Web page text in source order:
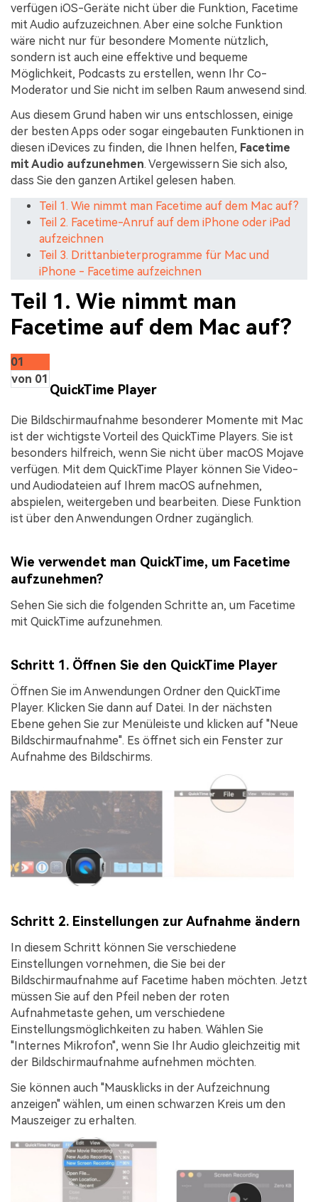
verfügen iOS-Geräte nicht über die Funktion, Facetime
mit Audio aufzuzeichnen. Aber eine solche Funktion
wäre nicht nur für besondere Momente nützlich,
sondern ist auch eine effektive und bequeme
Möglichkeit, Podcasts zu erstellen, wenn Ihr Co-
Moderator und Sie nicht im selben Raum anwesend sind.
Aus diesem Grund haben wir uns entschlossen, einige
der besten Apps oder sogar eingebauten Funktionen in
diesen iDevices zu finden, die Ihnen helfen, Facetime
mit Audio aufzunehmen. Vergewissern Sie sich also,
dass Sie den ganzen Artikel gelesen haben.
Teil 1. Wie nimmt man Facetime auf dem Mac auf?
Teil 2. Facetime-Anruf auf dem iPhone oder iPad
aufzeichnen
Teil 3. Drittanbieterprogramme für Mac und
iPhone - Facetime aufzeichnen
Teil 1. Wie nimmt man
Facetime auf dem Mac auf?
01
von 01
QuickTime Player
Die Bildschirmaufnahme besonderer Momente mit Mac
ist der wichtigste Vorteil des QuickTime Players. Sie ist
besonders hilfreich, wenn Sie nicht über macOS Mojave
verfügen. Mit dem QuickTime Player können Sie Video-
und Audiodateien auf Ihrem macOS aufnehmen,
abspielen, weitergeben und bearbeiten. Diese Funktion
ist über den Anwendungen Ordner zugänglich.
Wie verwendet man QuickTime, um Facetime
aufzunehmen?
Sehen Sie sich die folgenden Schritte an, um Facetime
mit QuickTime aufzunehmen.
Schritt 1. Öffnen Sie den QuickTime Player
Öffnen Sie im Anwendungen Ordner den QuickTime
Player. Klicken Sie dann auf Datei. In der nächsten
Ebene gehen Sie zur Menüleiste und klicken auf "Neue
Bildschirmaufnahme". Es öffnet sich ein Fenster zur
Aufnahme des Bildschirms.
Schritt 2. Einstellungen zur Aufnahme ändern
In diesem Schritt können Sie verschiedene
Einstellungen vornehmen, die Sie bei der
Bildschirmaufnahme auf Facetime haben möchten. Jetzt
müssen Sie auf den Pfeil neben der roten
Aufnahmetaste gehen, um verschiedene
Einstellungsmöglichkeiten zu haben. Wählen Sie
"Internes Mikrofon", wenn Sie Ihr Audio gleichzeitig mit
der Bildschirmaufnahme aufnehmen möchten.
Sie können auch "Mausklicks in der Aufzeichnung
anzeigen" wählen, um einen schwarzen Kreis um den
Mauszeiger zu erhalten.